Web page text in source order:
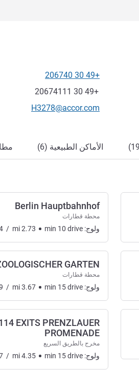
الهاتف
+49 30 206740
فاكس
+49 30 20674111
تواصل معنا عبر البريد
H3278@accor.com
الأماكن الطبيعية (6)
Berlin Hauptbahnhof
محطة قطارات
ولوج: / mi2.73 min 10 drive
GARTEN
محطة قطارات
ولوج: / mi3.67 min 15drive
EXITS PRENZLAUER
PROMENADE
مخرج بالطريق السريع
ولوج: / mi4.35 min 15drive